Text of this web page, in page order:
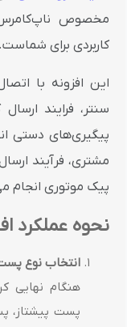
کاربردی برای شماست.
این افزونه با
سنتر، فرایند
پیگیری‌های دستی
مشتری، فرآیند
پیک موتوری انجام
نحوه عملکرد
انتخاب نوع
هنگام نهایی
پست پیشتاز،